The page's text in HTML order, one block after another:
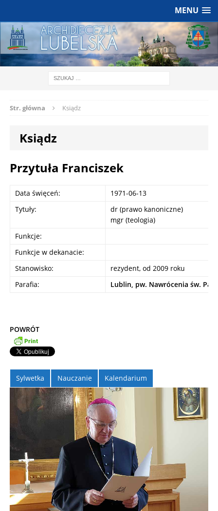
MENU
Str. główna Ksiądz
Ksiądz
Przytuła Franciszek
Data święceń:
1971-06-13
Tytuły:
dr (prawo kanoniczne)
mgr (teologia)
Funkcje:
Funkcje w dekanacie:
Stanowisko:
rezydent, od 2009 roku
Parafia:
Lublin, pw. Nawrócenia św.
POWRÓT
Sylwetka Nauczanie Kalendarium